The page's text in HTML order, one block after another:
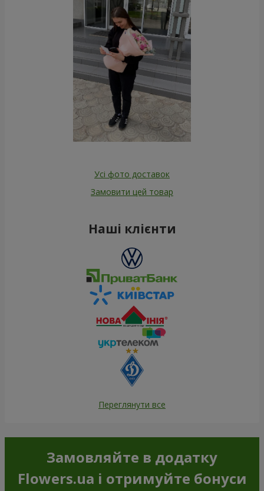
Усі фото доставок
Замовити цей товар
Наші клієнти
Переглянути все
Замовляйте в додатку
Flowers.ua і отримуйте бонуси